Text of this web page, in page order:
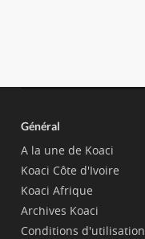
Général
A la une de Koaci
Koaci Côte d'Ivoire
Koaci Afrique
Archives Koaci
Conditions d'utilisation